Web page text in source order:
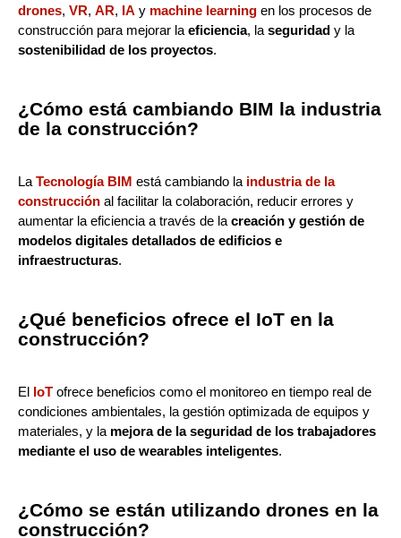
drones, VR, AR, IA y machine learning en los procesos de
construcción para mejorar laeficiencia, laseguridad y la
sostenibilidad de los proyectos.
¿Cómo está cambiando BIM la industria
de la construcción?
LaTecnología BIM está cambiando la industria de la
construcción al facilitar la colaboración, reducir errores y
aumentar la eficiencia a través de lacreación y gestión de
modelos digitales detallados de edificios e
infraestructuras.
¿Qué beneficios ofrece el IoT en la
construcción?
El IoT ofrece beneficios como el monitoreo en tiempo real de
condiciones ambientales, la gestión optimizada de equipos y
materiales, y la mejora de la seguridad de los trabajadores
mediante el uso de wearables inteligentes.
¿Cómo se están utilizando drones en la
construcción?